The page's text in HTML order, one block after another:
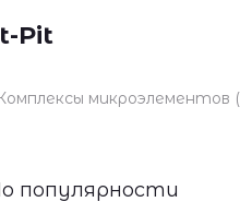
Pit
микроэлементов
популярности